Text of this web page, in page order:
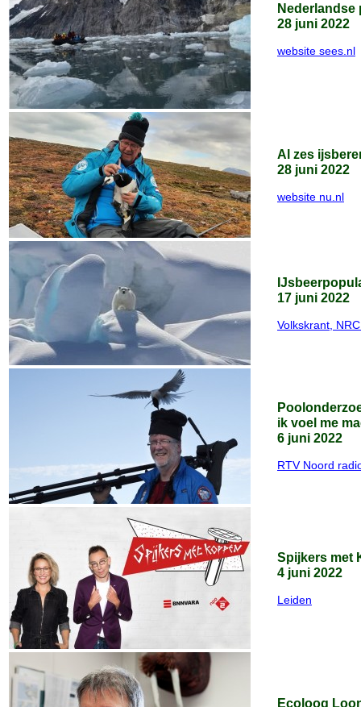
Nederlandse
28 juni 2022
website sees.nl
Al zes
28 juni 2022
website nu.nl
17 juni 2022
Volkskrant,
ik voel me
6 juni 2022
RTV Noord
Spijkers met
4 juni 2022
Leiden
Ecoloog